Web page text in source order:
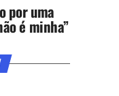
por uma
é minha”